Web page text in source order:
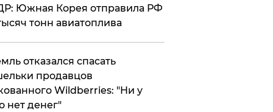
Южная Корея отправила РФ
тонн авиатоплива
отказался спасать
продавцов
Wildberries: "Ни у
нет денег"